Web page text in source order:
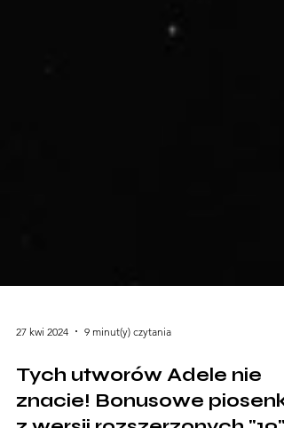
27 kwi 2024 9 minut(y) czytania
Tych utworów Adele nie